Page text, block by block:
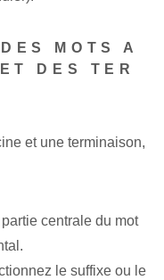
MOTS A
DES TER
et une terminaison,
centrale du mot
le suffixe ou le